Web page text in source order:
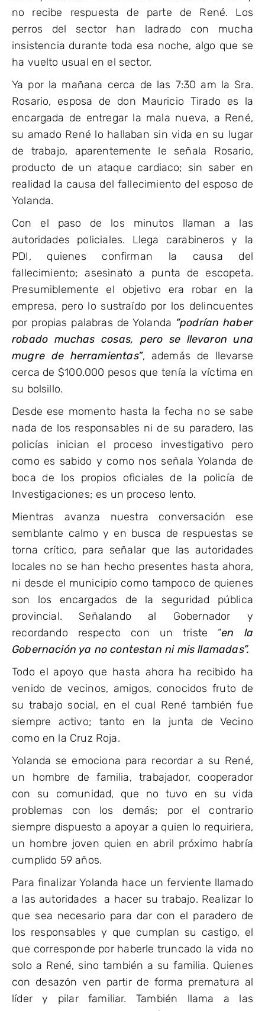
no recibe respuesta de parte de René. Los
perros del sector han ladrado con mucha
insistencia durante toda esa noche, algo que se
ha vuelto usual en el sector.
Ya por la mañana cerca de las 7:30 am la Sra.
Rosario, esposa de don Mauricio Tirado es la
encargada de entregar la mala nueva, a René,
su amado René lo hallaban sin vida en su lugar
de trabajo, aparentemente le señala Rosario,
producto de un ataque cardiaco; sin saber en
realidad la causa del fallecimiento del esposo de
Yolanda.
Con el paso de los minutos llaman a las
autoridades policiales. Llega carabineros y la
PDI, quienes confirman la causa del
fallecimiento; asesinato a punta de escopeta.
Presumiblemente el objetivo era robar en la
empresa, pero lo sustraído por los delincuentes
por propias palabras de Yolanda “podrían haber
robado muchas cosas, pero se llevaron una
mugre de herramientas”, además de llevarse
cerca de $100.000 pesos que tenía la víctima en
su bolsillo.
Desde ese momento hasta la fecha no se sabe
nada de los responsables ni de su paradero, las
policías inician el proceso investigativo pero
como es sabido y como nos señala Yolanda de
boca de los propios oficiales de la policía de
Investigaciones; es un proceso lento.
Mientras avanza nuestra conversación ese
semblante calmo y en busca de respuestas se
torna crítico, para señalar que las autoridades
locales no se han hecho presentes hasta ahora,
ni desde el municipio como tampoco de quienes
son los encargados de la seguridad pública
provincial. Señalando al Gobernador y
recordando respecto con un triste “en la
Gobernación ya no contestan ni mis llamadas”.
Todo el apoyo que hasta ahora ha recibido ha
venido de vecinos, amigos, conocidos fruto de
su trabajo social, en el cual René también fue
siempre activo; tanto en la junta de Vecino
como en la Cruz Roja.
Yolanda se emociona para recordar a su René,
un hombre de familia, trabajador, cooperador
con su comunidad, que no tuvo en su vida
problemas con los demás; por el contrario
siempre dispuesto a apoyar a quien lo requiriera,
un hombre joven quien en abril próximo habría
cumplido 59 años.
Para finalizar Yolanda hace un ferviente llamado
a las autoridades a hacer su trabajo. Realizar lo
que sea necesario para dar con el paradero de
los responsables y que cumplan su castigo, el
que corresponde por haberle truncado la vida no
solo a René, sino también a su familia. Quienes
con desazón ven partir de forma prematura al
líder y pilar familiar. También llama a las